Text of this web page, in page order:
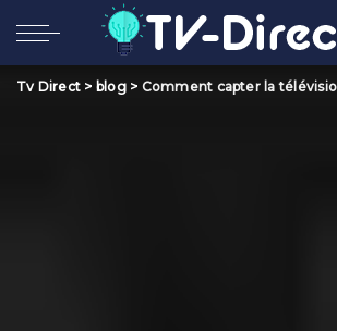
Tv Direct > blog> Comment capter la